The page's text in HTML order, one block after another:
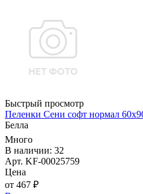
Быстрый просмотр
Пеленки Сени софт нормал
Белла
Много
В наличии: 32
Арт. KF-00025759
Цена
от 467 ₽